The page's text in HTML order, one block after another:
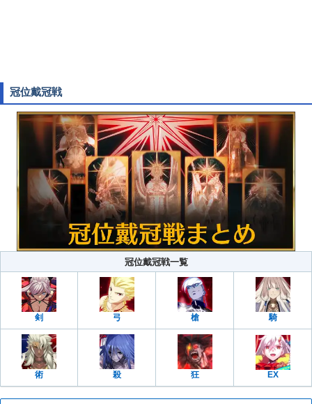
冠位戴冠戦
冠位戴冠戦一覧
剣 弓 槍 騎
術 殺 狂 EX